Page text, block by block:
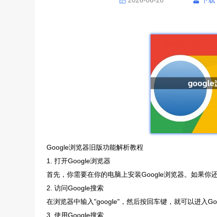
Google浏览器旧版功能解析教程
1. 打开Google浏览器
首先，你需要在你的电脑上安装Google浏览器。如果你
2. 访问Google搜索
在浏览器中输入"google"，然后按回车键，就可以进入
3. 使用Google搜索